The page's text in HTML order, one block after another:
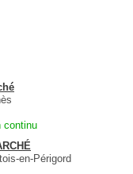
continu
en-Périgord